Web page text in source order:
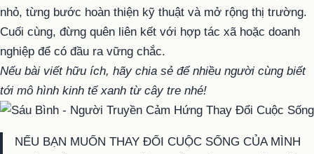
nhỏ, từng bước hoàn thiện kỹ thuật và mở rộng thị trường.
Cuối cùng, đừng quên liên kết với hợp tác xã hoặc doanh
nghiệp để có đầu ra vững chắc.
Nếu bài viết hữu ích, hãy chia sẻ để nhiều người cùng biết
tới mô hình kinh tế xanh từ cây tre nhé!
NẾU BẠN MUỐN THAY ĐỔI CUỘC SỐNG CỦA MÌNH